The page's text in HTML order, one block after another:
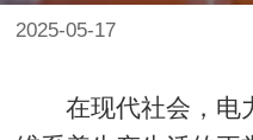
2025-05-17
在现代社会，电力